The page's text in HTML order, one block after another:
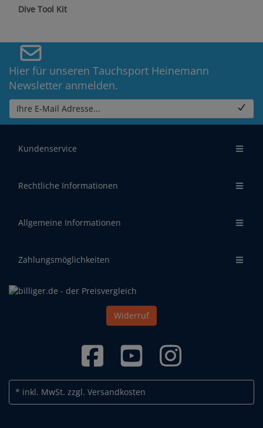
Dive Tool Kit
Hier für unseren Tauchsport Heinemann
Newsletter anmelden.
Ihre E-Mail Adresse...
Kundenservice
Rechtliche Informationen
Allgemeine Informationen
Zahlungsmöglichkeiten
Widerruf
* inkl. MwSt. zzgl. Versandkosten